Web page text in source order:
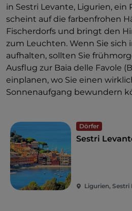
in Sestri Levante, Ligurien, ein
scheint auf die farbenfrohen
Fischerdorfs und bringt den
zum Leuchten. Wenn Sie sich
aufhalten, sollten Sie
Ausflug zur Baia delle Favole
einplanen, wo Sie einen
Sonnenaufgang bewundern
Dörfer
Sestri
Ligurien, Sestri